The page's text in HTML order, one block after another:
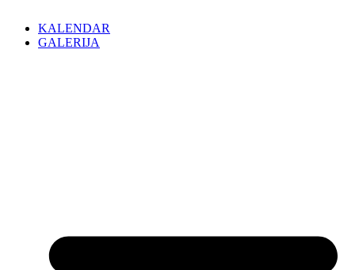
KALENDAR
GALERIJA